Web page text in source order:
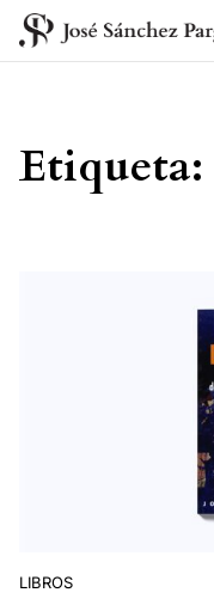
Saltar al contenido
Etiqueta:
LIBROS